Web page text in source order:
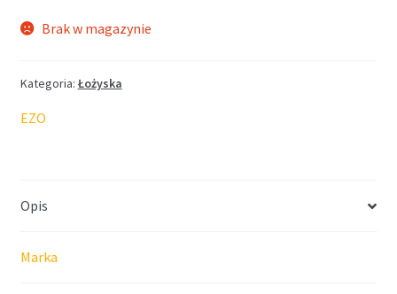
Brak w magazynie
Kategoria: Łożyska
EZO
Opis
Marka